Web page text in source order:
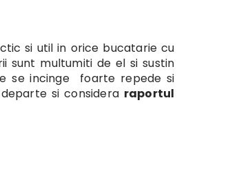
si util in orice bucatarie cu
sunt multumiti de el si sustin
se incinge foarte repede si
si considera raportul